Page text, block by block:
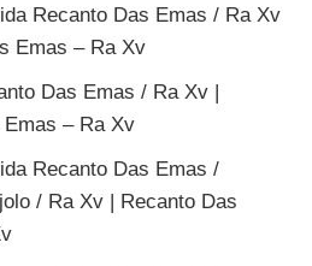
Recanto Das Emas / Ra Xv
Emas – Ra Xv
Das Emas / Ra Xv |
Emas – Ra Xv
Recanto Das Emas /
/ Ra Xv | Recanto Das